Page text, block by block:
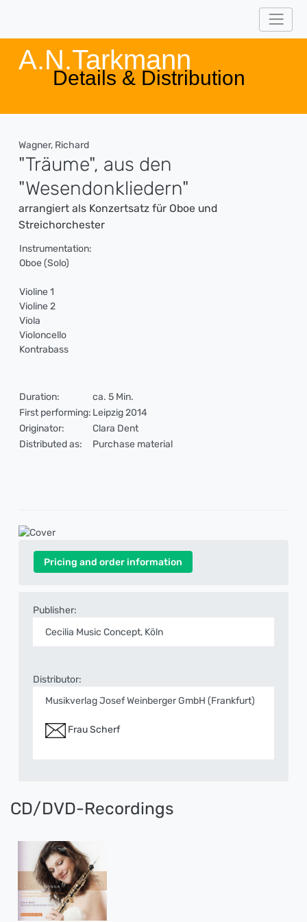
A.N.Tarkmann
Details & Distribution
Wagner, Richard
"Träume", aus den
"Wesendonkliedern"
arrangiert als Konzertsatz für Oboe und
Streichorchester
Instrumentation:
Oboe (Solo)
Violine 1
Violine 2
Viola
Violoncello
Kontrabass
Duration:
ca. 5 Min.
First performing: Leipzig 2014
Originator:
Clara Dent
Distributed as:
Purchase material
Pricing and order information
Publisher:
Cecilia Music Concept, Köln
Distributor:
Musikverlag Josef Weinberger GmbH (Frankfurt)
Frau Scherf
CD/DVD-Recordings